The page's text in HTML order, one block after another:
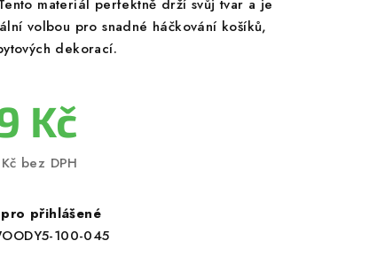
materiál perfektně drží svůj tvar a je
volbou pro snadné háčkování košíků,
dekorací.
Kč
bez DPH
přihlášené
100-045